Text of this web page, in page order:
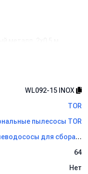
ширина 250 мм.
небольшом
WL092-15 INOX
TOR
пылесосы TOR
Профессиональные пылеводососы для сбора сухой и жидкой грязи TOR
64
Нет